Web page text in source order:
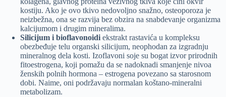
kostiju. Ako je ovo tkivo nedovoljno snažno, osteoporoza je
neizbežna, ona se razvija bez obzira na snabdevanje organizma
kalcijumom i drugim mineralima.
Silicijum i bioflavonoidi ekstrakt rastavića u kompleksu
obezbeđuje telu organski silicijum, neophodan za izgradnju
mineralnog dela kosti. Izoflavoni soje su bogat izvor prirodnih
fitoestrogena, koji pomažu da se nadoknadi smanjenje nivoa
ženskih polnih hormona – estrogena povezano sa starosnom
dobi. Naime, oni podržavaju normalan koštano-mineralni
metabolizam.